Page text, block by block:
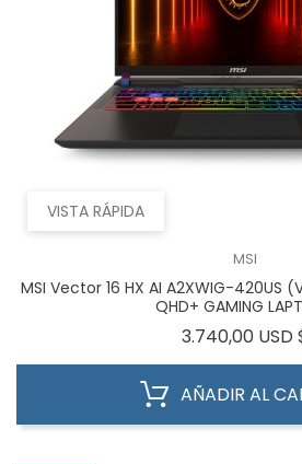
VISTA RÁPIDA
MSI
MSI Vector 16 HX AI A2XWIG-420US
QHD+ GAMING
3.740,00 USD
AÑADIR AL